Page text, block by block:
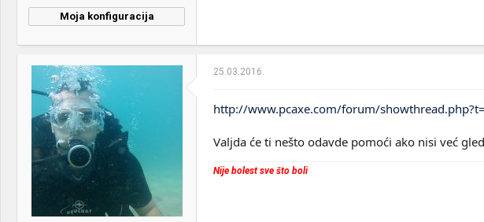
Moja konfiguracija
Name:
CPU & cooler:
Intel Core i5 4200M @
Motherboard: LENOVO 20278 QB0
VGA & cooler:
Intel HD Graphics
4600/NVIDIA GeForce GT
720M
Display: Generic PnP Monitor
25.03.2016.
http://www.pcaxe.com/forum/
Valjda će ti nešto odavde pomoći ako nisi već
Nije bolest sve što boli